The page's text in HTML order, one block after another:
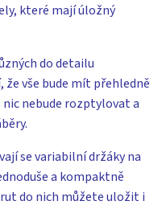
které mají úložný
do detailu
vše bude mít přehledně
nic nebude rozptylovat a
se variabilní držáky na
a kompaktně
do nich můžete uložit i